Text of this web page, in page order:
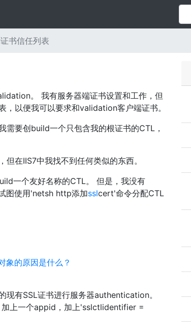
书信任列表
。 我有服务器端证书设置和工作，但
以便我可以要求和validation客户端证书。
需要创build一个只包含我的根证书的CTL，
在IIS7中我找不到任何类似的东西。
一个友好名称的CTL。 但是，我没有
图使用'netsh http添加sslcert'命令分配CTL
象的原因是什么？
现有SSL证书进行服务器authentication。
加上一个appid，加上'sslctlidentifier =